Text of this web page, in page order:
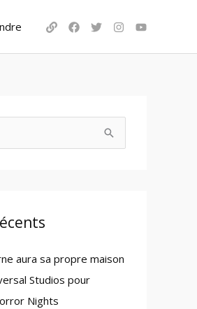
aura sa propre maison
Studios pour
Nights